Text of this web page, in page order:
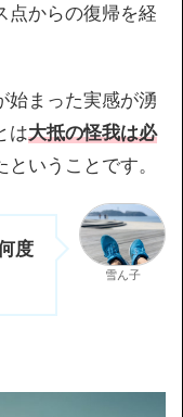
点からの復帰を経
始まった実感が湧
は大抵の怪我は必
いうことです。
度
雪ん子